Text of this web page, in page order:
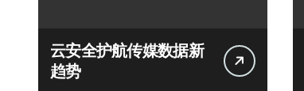
云安全护航传媒数据新
趋势